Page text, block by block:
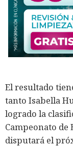
El resultado
tanto Isabella
logrado la
Campeonato de
disputará el